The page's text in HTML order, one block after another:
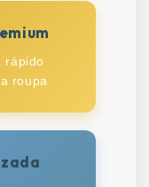
rápido
roupa